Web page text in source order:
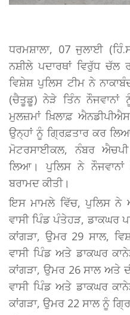
ਧਰਮਸ਼ਾਲਾ, 07 ਜੁਲਾਈ
ਨਸ਼ੀਲੇ ਪਦਾਰਥਾਂ ਵਿਰੁੱਧ ਚੱਲ
ਵਿਸ਼ੇਸ਼ ਪੁਲਿਸ ਟੀਮ ਨੇ
(ਚੈਤੂਡੂ) ਨੇੜੇ ਤਿੰਨ ਨੌਜਵਾਨਾਂ
ਮੁਲਜ਼ਮਾਂ ਖ਼ਿਲਾਫ਼
ਉਨ੍ਹਾਂ ਨੂੰ ਗ੍ਰਿਫ਼ਤਾਰ ਕਰ
ਮੋਟਰਸਾਈਕਲ, ਨੰਬਰ
ਲਿਆ। ਪੁਲਿਸ ਨੇ ਨੌਜਵਾਨਾਂ
ਬਰਾਮਦ ਕੀਤੀ।
ਇਸ ਮਾਮਲੇ ਵਿੱਚ, ਪੁਲਿਸ ਨੇ
ਵਾਸੀ ਪਿੰਡ ਪੰਤੇਹੜ, ਡਾਕਘਰ
ਕਾਂਗੜਾ, ਉਮਰ 29 ਸਾਲ,
ਵਾਸੀ ਪਿੰਡ ਅਤੇ ਡਾਕਘਰ
ਕਾਂਗੜਾ, ਉਮਰ 26 ਸਾਲ ਅਤੇ
ਵਾਸੀ ਪਿੰਡ ਅਤੇ ਡਾਕਘਰ
ਕਾਂਗੜਾ, ਉਮਰ 22 ਸਾਲ ਨੂੰ